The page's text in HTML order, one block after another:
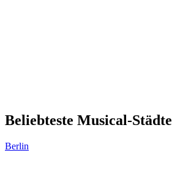
Beliebteste Musical-Städte
Berlin